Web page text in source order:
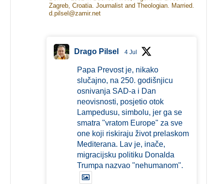
Zagreb, Croatia. Journalist and Theologian. Married.
d.pilsel@zamir.net
Drago Pilsel 4 Jul
Papa Prevost je, nikako
slučajno, na 250. godišnjicu
osnivanja SAD-a i Dan
neovisnosti, posjetio otok
Lampedusu, simbolu, jer ga se
smatra "vratom Europe" za sve
one koji riskiraju život prelaskom
Mediterana. Lav je, inače,
migracijsku politiku Donalda
Trumpa nazvao "nehumanom".